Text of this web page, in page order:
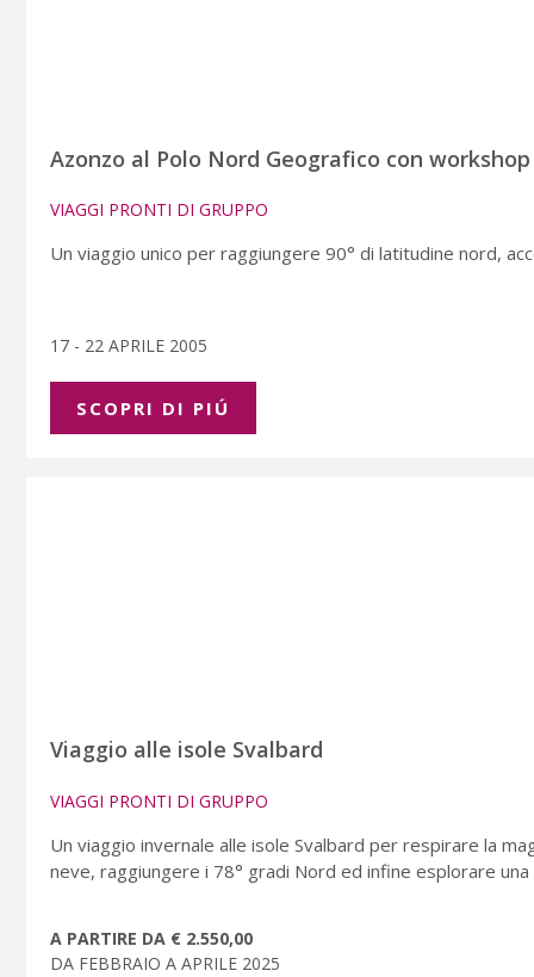
Azonzo al Polo Nord Geografico con
VIAGGI PRONTI DI GRUPPO
Un viaggio unico per raggiungere 90° di latitudine nord,
17 - 22 APRILE 2005
SCOPRI DI PIÚ
Viaggio alle isole Svalbard
VIAGGI PRONTI DI GRUPPO
Un viaggio invernale alle isole Svalbard per respirare la
neve, raggiungere i 78° gradi Nord ed infine esplorare
A PARTIRE DA € 2.550,00
DA FEBBRAIO A APRILE 2025